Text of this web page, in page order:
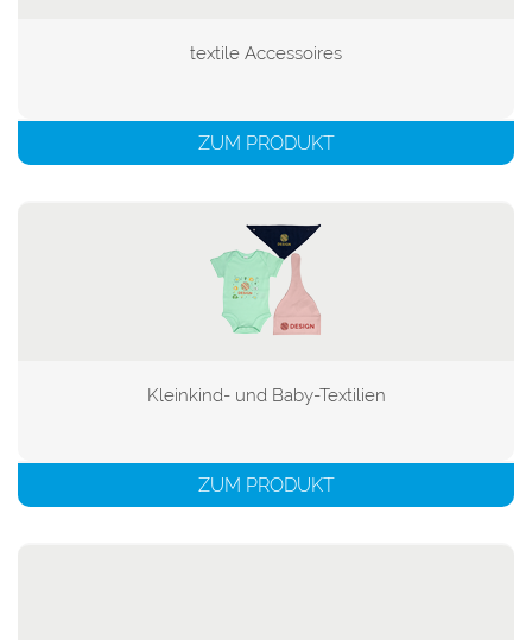
textile Accessoires
ZUM PRODUKT
Kleinkind- und Baby-Textilien
ZUM PRODUKT